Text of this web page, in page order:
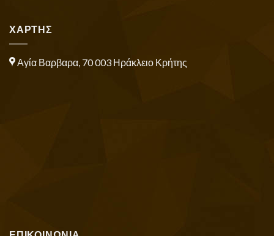
ΧΑΡΤΗΣ
Αγία Βαρβαρα, 70 003 Ηράκλειο Κρήτης